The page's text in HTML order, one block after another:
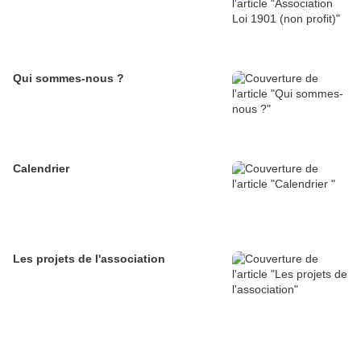
Qui sommes-nous ?
Calendrier
Les projets de l'association